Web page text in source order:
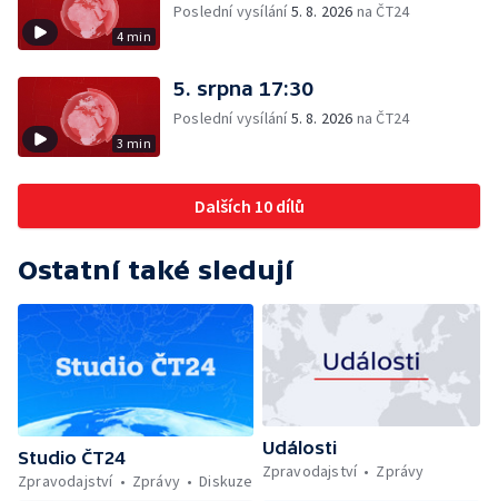
4 min
Poslední vysílání5. 8. 2026 na ČT24
3 min
5. srpna 17:30
Poslední vysílání5. 8. 2026 na ČT24
Dalších 10 dílů
Ostatní také sledují
Studio ČT24
Zpravodajství
Zprávy Diskuze
Události
Zpravodajství
Zprávy